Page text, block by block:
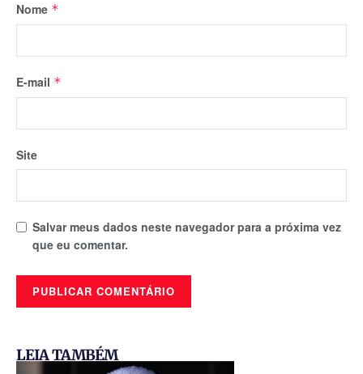
Nome *
E-mail *
Site
Salvar meus dados neste navegador para a próxima vez
que eu comentar.
LEIA TAMBÉM